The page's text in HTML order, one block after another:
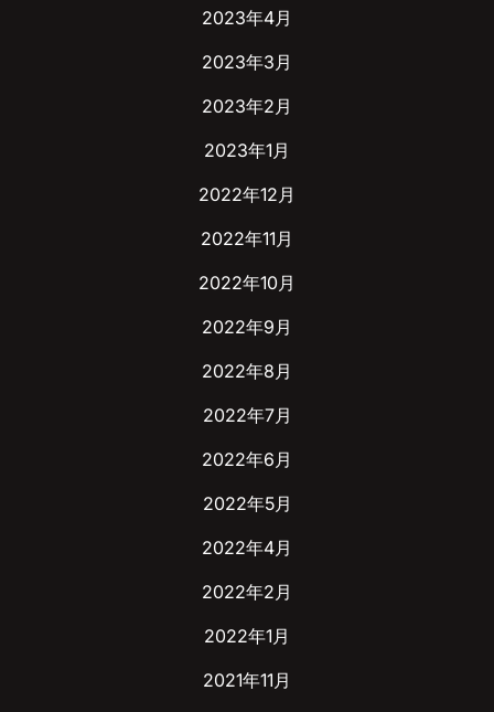
2023年4月
2023年3月
2023年2月
2023年1月
2022年12月
2022年11月
2022年10月
2022年9月
2022年8月
2022年7月
2022年6月
2022年5月
2022年4月
2022年2月
2022年1月
2021年11月